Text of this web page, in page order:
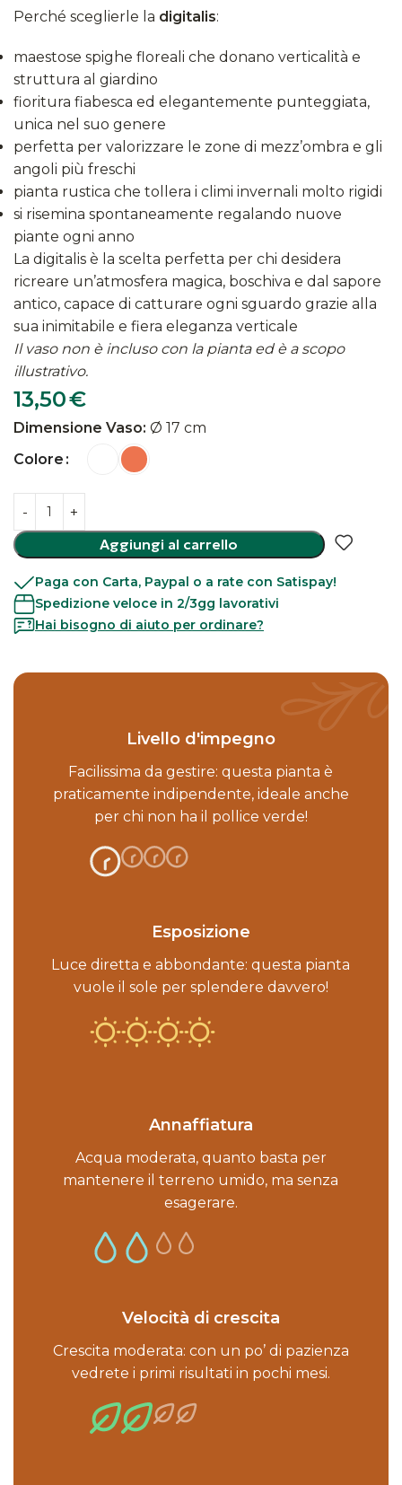
Perché sceglierle la digitalis:
maestose spighe floreali che donano verticalità e
struttura al giardino
fioritura fiabesca ed elegantemente punteggiata,
unica nel suo genere
perfetta per valorizzare le zone di mezz’ombra e gli
angoli più freschi
pianta rustica che tollera i climi invernali molto rigidi
si risemina spontaneamente regalando nuove
piante ogni anno
La digitalis è la scelta perfetta per chi desidera
ricreare un’atmosfera magica, boschiva e dal sapore
antico, capace di catturare ogni sguardo grazie alla
sua inimitabile e fiera eleganza verticale
Il vaso non è incluso con la pianta ed è a scopo
illustrativo.
13,50€
Dimensione Vaso: Ø 17 cm
Colore
Aggiungi al carrello
Paga con Carta, Paypal o a rate con Satispay!
Spedizione veloce in 2/3gg lavorativi
Hai bisogno di aiuto per ordinare?
Livello d'impegno
Facilissima da gestire: questa pianta è
praticamente indipendente, ideale anche
per chi non ha il pollice verde!
Esposizione
Luce diretta e abbondante: questa pianta
vuole il sole per splendere davvero!
Annaffiatura
Acqua moderata, quanto basta per
mantenere il terreno umido, ma senza
esagerare.
Velocità di crescita
Crescita moderata: con un po’ di pazienza
vedrete i primi risultati in pochi mesi.